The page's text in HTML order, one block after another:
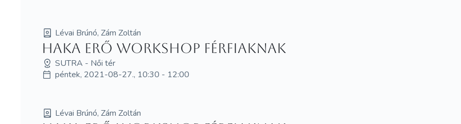
Lévai Brúnó, Zám Zoltán
HAKA erő workshop férfiaknak
SUTRA - Női tér
péntek, 2021-08-27., 10:30 - 12:00
Lévai Brúnó, Zám Zoltán